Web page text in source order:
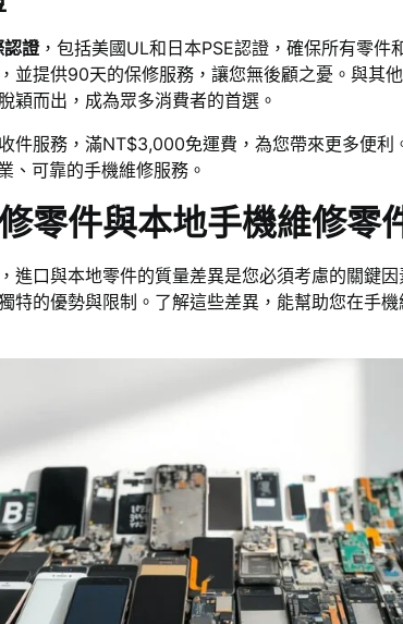
認證 ，包括美國UL和日本PSE認證，確保所有零件
並提供90天的保修服務，讓您無後顧之憂。與其
穎而出，成為眾多消費者的首選。
件服務，滿NT$3,000免運費，為您帶來更多便利
、可靠的手機維修服務。
零件與本地手機維修零
進口與本地零件的質量差異是您必須考慮的關鍵
特的優勢與限制。了解這些差異，能幫助您在手